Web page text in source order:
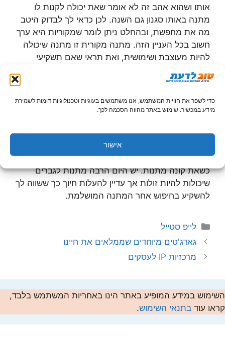
כדי לשפר את חוויית המשתמש, אנו משתמשים בעוגיות וטכנולוגיות דומות לשמירת
מידע במכשיר. שימוש באתר מהווה הסכמה לכך.
אישור
אותו ושהוא אהב זה לא אומר שאת יכולה לקנות לו
מתנה באותו סגנון גם השנה. לכן כדאי לך לבדוק היטב
מה את מחפשת, ובהחלט ניתן לומר שמקוריות היא ערך
חשוב בכל העניין הזה. מתנה מקורית זו מתנה שיכולה
להיות מעוצבת ושימושית, ואת תראי שאם תשקיעי
בבחירת המתנה בעלך ישמח מכך מאוד.
מתנות, זה כמה עלינו להוציא על העניין. כדאי לדעת
שלא תמיד המתנה הכי יקרה היא המתנה הכי משמחת
שיש, ובהחלט כדאי לך להתייחס גם למצב הכלכלי שלך
כשאת קונה מתנות. יש היום הרבה מתנות לגברים
שיכולות להיות זולות אך עדיין להעלות חיוך כך ששווה לך
להשקיע בחיפוש אחר המתנה המושלמת.
קטגוריות
לייפ סטייל
גאדג'טים מיוחדים שממלאים את חיינו
מרכזיות IP לעסקים
השימוש במידע המופיע באתר הינו באחריות המשתמש בלבד,
קראו עוד בתנאי השימוש.